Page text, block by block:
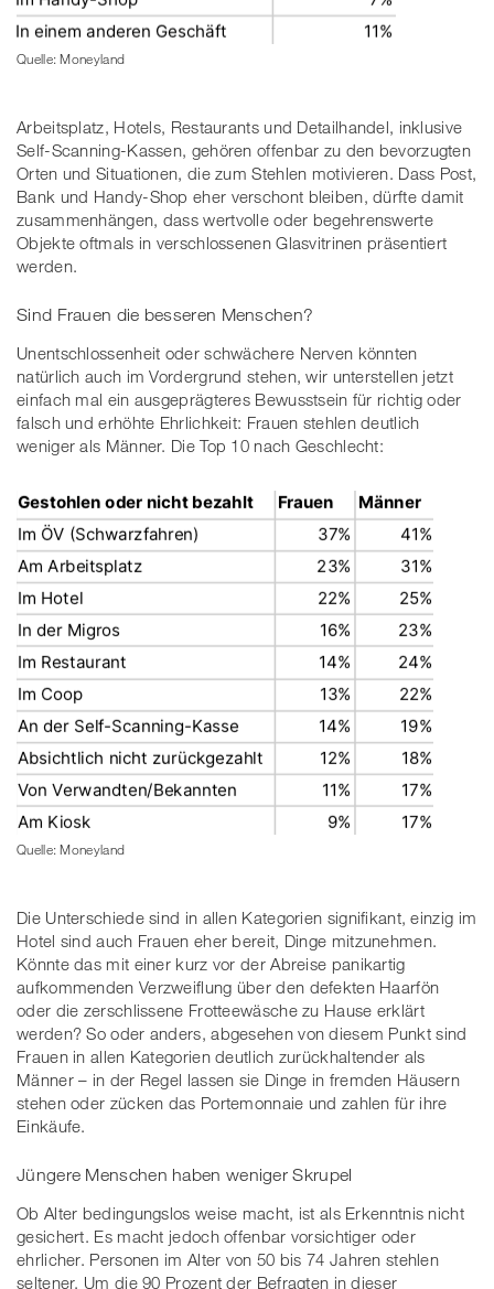
Quelle: Moneyland
Arbeitsplatz, Hotels, Restaurants und Detailhandel, inklusive
Self-Scanning-Kassen, gehören offenbar zu den bevorzugten
Orten und Situationen, die zum Stehlen motivieren. Dass Post,
Bank und Handy-Shop eher verschont bleiben, dürfte damit
zusammenhängen, dass wertvolle oder begehrenswerte
Objekte oftmals in verschlossenen Glasvitrinen präsentiert
werden.
Sind Frauen die besseren Menschen?
Unentschlossenheit oder schwächere Nerven könnten
natürlich auch im Vordergrund stehen, wir unterstellen jetzt
einfach mal ein ausgeprägteres Bewusstsein für richtig oder
falsch und erhöhte Ehrlichkeit: Frauen stehlen deutlich
weniger als Männer. Die Top 10 nach Geschlecht:
Quelle: Moneyland
Die Unterschiede sind in allen Kategorien signifikant, einzig im
Hotel sind auch Frauen eher bereit, Dinge mitzunehmen.
Könnte das mit einer kurz vor der Abreise panikartig
aufkommenden Verzweiflung über den defekten Haarfön
oder die zerschlissene Frotteewäsche zu Hause erklärt
werden? So oder anders, abgesehen von diesem Punkt sind
Frauen in allen Kategorien deutlich zurückhaltender als
Männer – in der Regel lassen sie Dinge in fremden Häusern
stehen oder zücken das Portemonnaie und zahlen für ihre
Einkäufe.
Jüngere Menschen haben weniger Skrupel
Ob Alter bedingungslos weise macht, ist als Erkenntnis nicht
gesichert. Es macht jedoch offenbar vorsichtiger oder
ehrlicher. Personen im Alter von 50 bis 74 Jahren stehlen
seltener. Um die 90 Prozent der Befragten in dieser